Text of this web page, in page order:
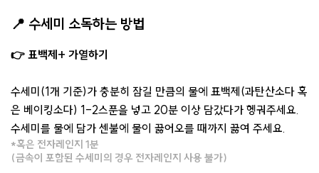
📍 수세미 소독하는 방법
👉 표백제+ 가열하기
수세미(1개 기준)가 충분히 잠길 만큼의 물에 표백제(과탄산소다 혹
은 베이킹소다) 1-2스푼을 넣고 20분 이상 담갔다가 헹궈주세요.
수세미를 물에 담가 센불에 물이 끓어오를 때까지 끓여 주세요.
*혹은 전자레인지 1분
(금속이 포함된 수세미의 경우 전자레인지 사용 불가)